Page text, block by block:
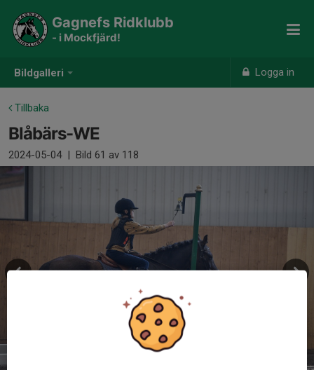
Bildgalleri Logga in
Gagnefs Ridklubb
- i Mockfjärd!
Tillbaka
Blåbärs-WE
2024-05-04 | Bild 61 av 118